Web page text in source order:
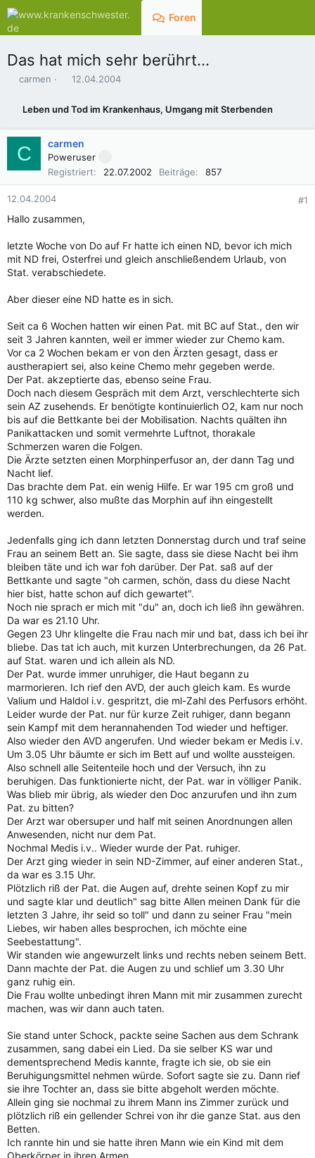
Foren
Das hat mich sehr berührt...
E
e
l
carmen
E
s
t
e
l
l
t
12.04.2004
Leben und Tod im Krankenhaus, Umgang mit Sterbenden
C carmen
Poweruser
Registriert
22.07.2002 Beiträge 857
12.04.2004 #1
Hallo zusammen,
letzte Woche von Do auf Fr hatte ich einen ND, bevor ich mich
mit ND frei, Osterfrei und gleich anschließendem Urlaub, von
Stat. verabschiedete.
Aber dieser eine ND hatte es in sich.
Seit ca 6 Wochen hatten wir einen Pat. mit BC auf Stat., den wir
seit 3 Jahren kannten, weil er immer wieder zur Chemo kam.
Vor ca 2 Wochen bekam er von den Ärzten gesagt, dass er
austherapiert sei, also keine Chemo mehr gegeben werde.
Der Pat. akzeptierte das, ebenso seine Frau.
Doch nach diesem Gespräch mit dem Arzt, verschlechterte sich
sein AZ zusehends. Er benötigte kontinuierlich O2, kam nur noch
bis auf die Bettkante bei der Mobilisation. Nachts quälten ihn
Panikattacken und somit vermehrte Luftnot, thorakale
Schmerzen waren die Folgen.
Die Ärzte setzten einen Morphinperfusor an, der dann Tag und
Nacht lief.
Das brachte dem Pat. ein wenig Hilfe. Er war 195 cm groß und
110 kg schwer, also mußte das Morphin auf ihn eingestellt
werden.
Jedenfalls ging ich dann letzten Donnerstag durch und traf seine
Frau an seinem Bett an. Sie sagte, dass sie diese Nacht bei ihm
bleiben täte und ich war foh darüber. Der Pat. saß auf der
Bettkante und sagte "oh carmen, schön, dass du diese Nacht
hier bist, hatte schon auf dich gewartet".
Noch nie sprach er mich mit "du" an, doch ich ließ ihn gewähren.
Da war es 21.10 Uhr.
Gegen 23 Uhr klingelte die Frau nach mir und bat, dass ich bei ihr
bliebe. Das tat ich auch, mit kurzen Unterbrechungen, da 26 Pat.
auf Stat. waren und ich allein als ND.
Der Pat. wurde immer unruhiger, die Haut begann zu
marmorieren. Ich rief den AVD, der auch gleich kam. Es wurde
Valium und Haldol i.v. gespritzt, die ml-Zahl des Perfusors erhöht.
Leider wurde der Pat. nur für kurze Zeit ruhiger, dann begann
sein Kampf mit dem herannahenden Tod wieder und heftiger.
Also wieder den AVD angerufen. Und wieder bekam er Medis i.v.
Um 3.05 Uhr bäumte er sich im Bett auf und wollte aussteigen.
Also schnell alle Seitenteile hoch und der Versuch, ihn zu
beruhigen. Das funktionierte nicht, der Pat. war in völliger Panik.
Was blieb mir übrig, als wieder den Doc anzurufen und ihn zum
Pat. zu bitten?
Der Arzt war obersuper und half mit seinen Anordnungen allen
Anwesenden, nicht nur dem Pat.
Nochmal Medis i.v.. Wieder wurde der Pat. ruhiger.
Der Arzt ging wieder in sein ND-Zimmer, auf einer anderen Stat.,
da war es 3.15 Uhr.
Plötzlich riß der Pat. die Augen auf, drehte seinen Kopf zu mir
und sagte klar und deutlich" sag bitte Allen meinen Dank für die
letzten 3 Jahre, ihr seid so toll" und dann zu seiner Frau "mein
Liebes, wir haben alles besprochen, ich möchte eine
Seebestattung".
Wir standen wie angewurzelt links und rechts neben seinem Bett.
Dann machte der Pat. die Augen zu und schlief um 3.30 Uhr
ganz ruhig ein.
Die Frau wollte unbedingt ihren Mann mit mir zusammen zurecht
machen, was wir dann auch taten.
Sie stand unter Schock, packte seine Sachen aus dem Schrank
zusammen, sang dabei ein Lied. Da sie selber KS war und
dementsprechend Medis kannte, fragte ich sie, ob sie ein
Beruhigungsmittel nehmen würde. Sofort sagte sie zu. Dann rief
sie ihre Tochter an, dass sie bitte abgeholt werden möchte.
Allein ging sie nochmal zu ihrem Mann ins Zimmer zurück und
plötzlich riß ein gellender Schrei von ihr die ganze Stat. aus den
Betten.
Ich rannte hin und sie hatte ihren Mann wie ein Kind mit dem
Oberkörper in ihren Armen.